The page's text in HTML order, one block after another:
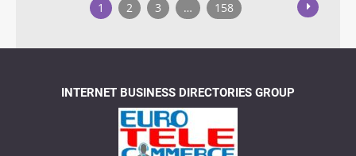
1 2 3 … 158
INTERNET BUSINESS DIRECTORIES GROUP